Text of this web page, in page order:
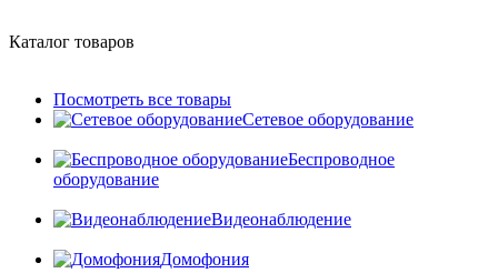
Каталог товаров
Посмотреть все товары
Сетевое оборудование
Беспроводное
оборудование
Видеонаблюдение
Домофония